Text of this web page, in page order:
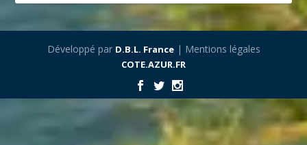
Développé par D.B.L. France| Mentions légales
COTE.AZUR.FR